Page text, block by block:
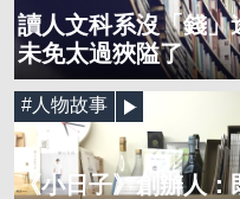
讀人文科系沒「錢」
未免太過狹隘了
《小日子》創辦人：
#人物故事